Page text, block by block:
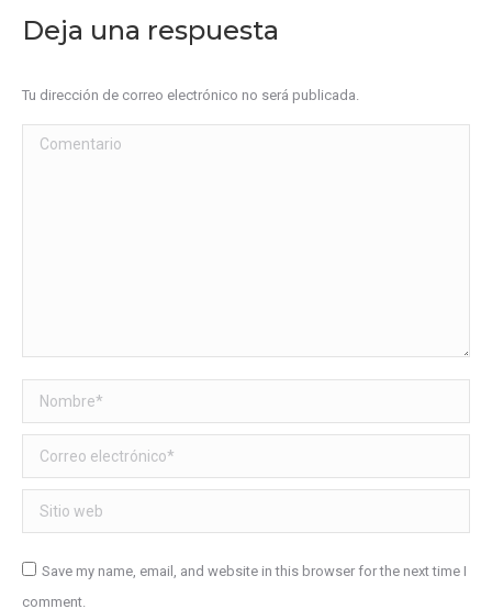
Deja una respuesta
Tu dirección de correo electrónico no será publicada.
Comentario
Nombre *
Correo electrónico *
Sitio web
Save my name, email, and website in this browser for the next time I
comment.